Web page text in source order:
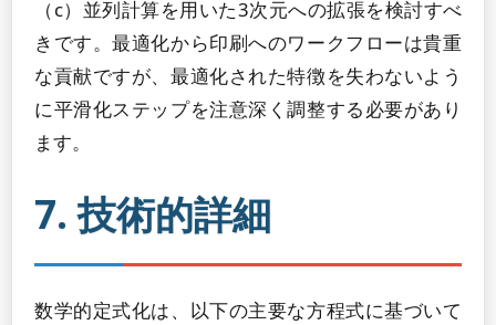
（c）並列計算を用いた3次元への拡張を検討すべ
きです。最適化から印刷へのワークフローは貴重
な貢献ですが、最適化された特徴を失わないよう
に平滑化ステップを注意深く調整する必要があり
ます。
7. 技術的詳細
数学的定式化は、以下の主要な方程式に基づいて